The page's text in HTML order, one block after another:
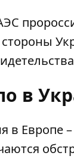
стороны
в
в Европе